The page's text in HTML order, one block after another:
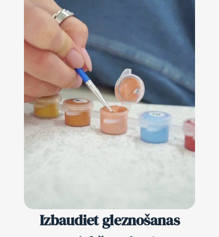
Izbaudiet gleznošanas